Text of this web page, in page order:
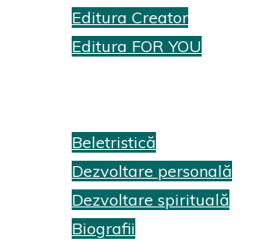
Editura Creator
Editura FOR YOU
Beletristică
Dezvoltare personală
Dezvoltare spirituală
Biografii